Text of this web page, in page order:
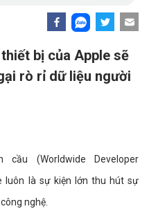
bị của Apple sẽ
rò rỉ dữ liệu người
(Worldwide Developer
luôn là sự kiện lớn thu hút sự
nghệ.